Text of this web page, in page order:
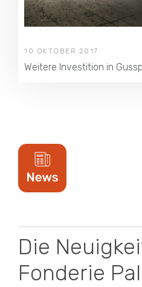
10 OKTOBER 2017
Weitere Investition in
Die
Fonderie